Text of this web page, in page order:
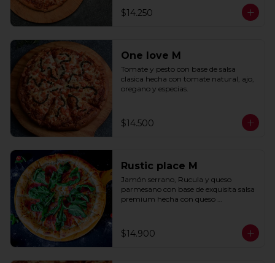
$14.250
One love M
Tomate y pesto con base de salsa
clasica hecha con tomate natural, ajo,
oregano y especias.
$14.500
Rustic place M
Jamón serrano, Rucula y queso
parmesano con base de exquisita salsa
premium hecha con queso
$14.900